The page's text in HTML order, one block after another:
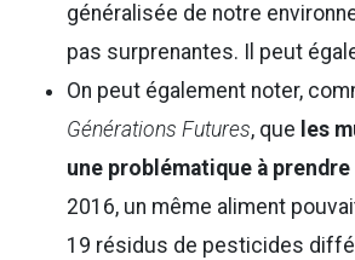
généralisée de notre
pas surprenantes. Il peut
On peut également noter,
Générations Futures, que les
une problématique à
2016, un même aliment
19 résidus de pesticides